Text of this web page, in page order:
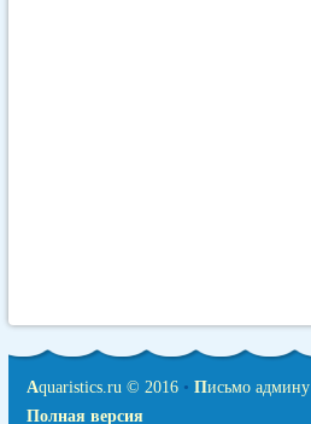
Aquaristics.ru © 2016 • Письмо админу
Полная версия